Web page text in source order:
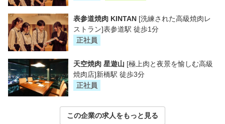
表参道焼肉 KINTAN [洗練された高級焼肉レ
ストラン]表参道駅 徒歩1分
正社員
天空焼肉 星遊山 [極上肉と夜景を愉しむ高級
焼肉店]新橋駅 徒歩3分
正社員
この企業の求人をもっと見る